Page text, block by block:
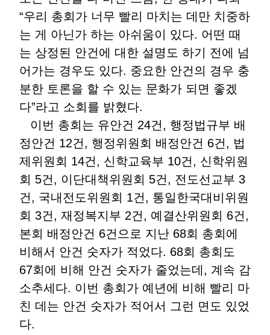
“우리 총회가 너무 빨리 마치는 데만 치중하
는 게 아닌가 하는 아쉬움이 있다. 어떤 때
는 상정된 안건에 대한 설명도 하기 전에 넘
어가는 경우도 있다. 중요한 안건의 경우 충
분한 토론을 할 수 있는 문화가 되면 좋겠
다”라고 소회를 밝혔다.
이번 총회는 유안건 24건, 행정법규부 배
정안건 12건, 행정위원회 배정안건 6건, 법
제위원회 14건, 신학교육부 10건, 신학위원
회 5건, 이단대책위원회 5건, 전도선교부 3
건, 국내전도위원회 1건, 통일한국대비위원
회 3건, 재정복지부 2건, 예결산위원회 6건,
본회 배정안건 6건으로 지난 68회 총회에
비해서 안건 숫자가 적었다. 68회 총회도
67회에 비해 안건 숫자가 줄었는데, 계속 감
소추세다. 이번 총회가 예년에 비해 빨리 마
친 데는 안건 숫자가 적어서 그런 면도 있었
다.